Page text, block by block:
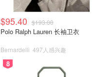
$95.40 $193.00
Polo Ralph Lauren 长袖卫衣
Bernardelli 497人感兴趣
8